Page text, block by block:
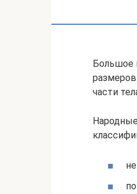
Большое
части